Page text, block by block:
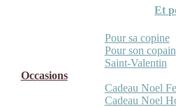
Et
Pour sa copine
Pour son copain
Saint-Valentin
Occasions
Cadeau Noel
Cadeau Noel